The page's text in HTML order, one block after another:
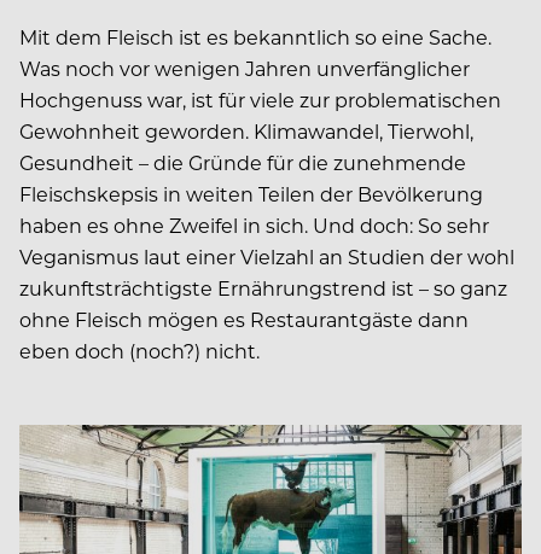
Mit dem Fleisch ist es bekanntlich so eine Sache.
Was noch vor wenigen Jahren unverfänglicher
Hochgenuss war, ist für viele zur problematischen
Gewohnheit geworden. Klimawandel, Tierwohl,
Gesundheit – die Gründe für die zunehmende
Fleischskepsis in weiten Teilen der Bevölkerung
haben es ohne Zweifel in sich. Und doch: So sehr
Veganismus laut einer Vielzahl an Studien der wohl
zukunftsträchtigste Ernährungstrend ist – so ganz
ohne Fleisch mögen es Restaurantgäste dann
eben doch (noch?) nicht.